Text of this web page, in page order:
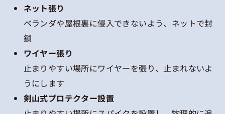
ネット張り
ベランダや屋根裏に侵入できないよう、ネットで封
鎖
ワイヤー張り
止まりやすい場所にワイヤーを張り、止まれないよ
うにします
剣山式プロテクター設置